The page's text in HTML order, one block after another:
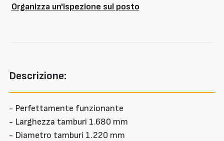
Descrizione:
- Perfettamente funzionante
- Larghezza tamburi 1.680 mm
- Diametro tamburi 1.220 mm
Organizza un'ispezione sul posto